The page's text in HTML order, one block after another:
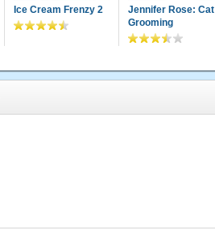
Ice Cream Frenzy 2
Jennifer Rose: Cat
Grooming